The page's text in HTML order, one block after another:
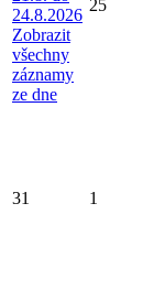
24.8.2026
Zobrazit
všechny
záznamy
ze dne
25
31 1